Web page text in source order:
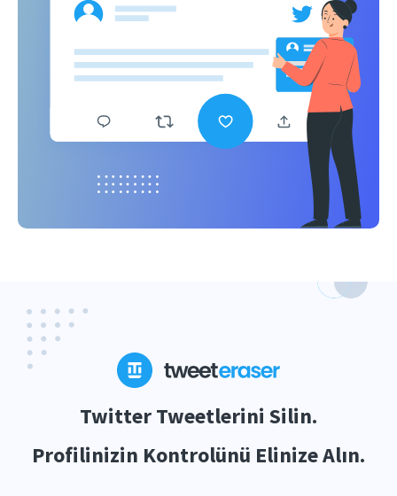
Twitter Tweetlerini Silin.
Profilinizin Kontrolünü Elinize Alın.